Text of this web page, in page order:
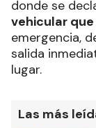
donde se
vehicular
emergencia,
salida
lugar.
Las más